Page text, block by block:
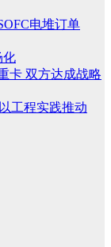
电堆订单
化
卡 双方达成战略
工程实践推动